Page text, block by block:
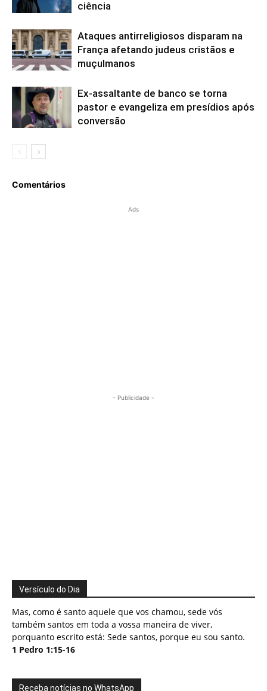
ciência
Ataques antirreligiosos disparam na
França afetando judeus cristãos e
muçulmanos
Ex-assaltante de banco se torna
pastor e evangeliza em presídios após
conversão
Comentários
Ads
- Publicidade -
Versículo do Dia
Mas, como é santo aquele que vos chamou, sede vós
também santos em toda a vossa maneira de viver,
porquanto escrito está: Sede santos, porque eu sou santo.
1 Pedro 1:15-16
Receba notícias no WhatsApp